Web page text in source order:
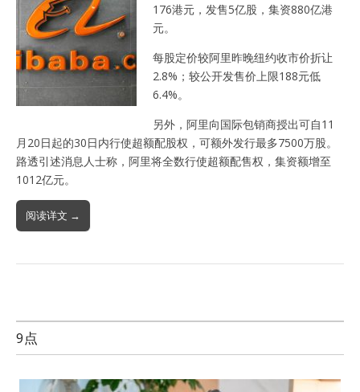
176港元，发售5亿股，集资880亿港
元。
每股定价较阿里昨晚纽约收市价折让
2.8%；较公开发售价上限188元低
6.4%。
另外，阿里向国际包销商授出可自11
月20日起的30日内行使超额配股权，可额外发行最多7500万股。
路透引述消息人士称，阿里将全数行使超额配售权，集资额增至
1012亿元。
阅读详文 →
9点